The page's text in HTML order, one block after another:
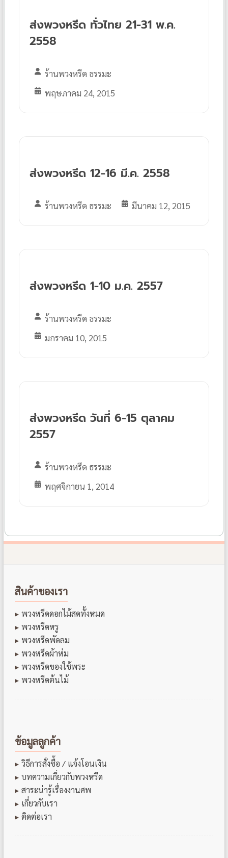
ส่งพวงหรีด ทั่วไทย 21-31 พ.ค.
2558
ร้านพวงหรีด ธรรมะ
พฤษภาคม 24, 2015
ส่งพวงหรีด 12-16 มี.ค. 2558
ร้านพวงหรีด ธรรมะ มีนาคม 12, 2015
ส่งพวงหรีด 1-10 ม.ค. 2557
ร้านพวงหรีด ธรรมะ
มกราคม 10, 2015
ส่งพวงหรีด วันที่ 6-15 ตุลาคม
2557
ร้านพวงหรีด ธรรมะ
พฤศจิกายน 1, 2014
สินค้าของเรา
พวงหรีดดอกไม้สดทั้งหมด
พวงหรีดหรู
พวงหรีดพัดลม
พวงหรีดผ้าห่ม
พวงหรีดของใช้พระ
พวงหรีดต้นไม้
ข้อมูลลูกค้า
วิธีการสั่งซื้อ / แจ้งโอนเงิน
บทความเกี่ยวกับพวงหรีด
สาระน่ารู้เรื่องงานศพ
เกี่ยวกับเรา
ติดต่อเรา